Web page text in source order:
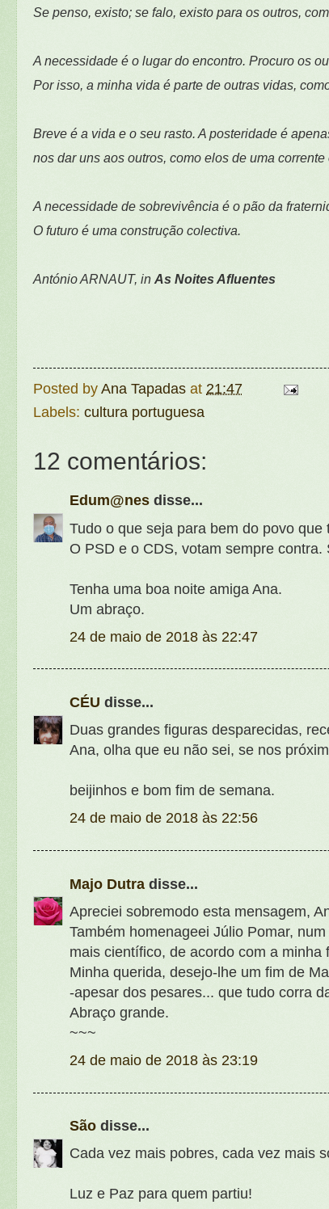
Se penso, existo; se falo, existo para os outros,
A necessidade é o lugar do encontro. Procuro os
Por isso, a minha vida é parte de outras vidas,
Breve é a vida e o seu rasto. A posteridade é
nos dar uns aos outros, como elos de uma
A necessidade de sobrevivência é o pão da
O futuro é uma construção colectiva.
António ARNAUT, in As Noites Afluentes
Posted byAna Tapadas at 21:47
Labels: cultura portuguesa
12 comentários:
Edum@nes disse...
Tudo o que seja para bem do povo
O PSD e o CDS, votam sempre
Tenha uma boa noite amiga Ana.
Um abraço.
24 de maio de 2018 às 22:47
CÉU disse...
Duas grandes figuras desparecidas,
Ana, olha que eu não sei, se nos
beijinhos e bom fim de semana.
24 de maio de 2018 às 22:56
Majo Dutra disse...
Apreciei sobremodo esta mensagem,
Também homenageei Júlio Pomar,
mais científico, de acordo com a minha
Minha querida, desejo-lhe um fim de
-apesar dos pesares... que tudo corra
Abraço grande.
~~~
24 de maio de 2018 às 23:19
São disse...
Cada vez mais pobres, cada vez mais
Luz e Paz para quem partiu!